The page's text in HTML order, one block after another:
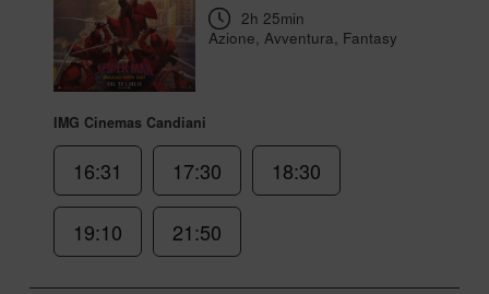
2h 25min
Azione, Avventura, Fantasy
IMG Cinemas Candiani
16:31 17:30 18:30
19:10 21:50